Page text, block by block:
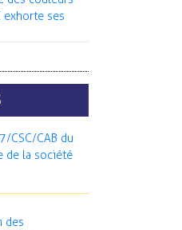
exhorte ses
CSC/CAB du
de la société
des